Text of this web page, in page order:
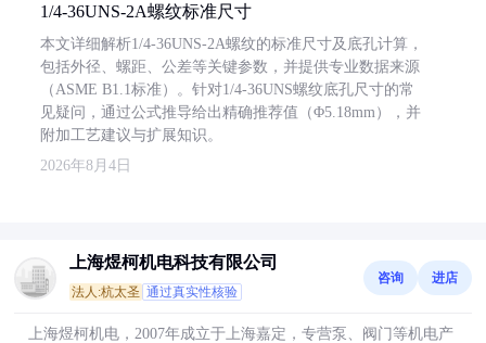
1/4-36UNS-2A螺纹标准尺寸
本文详细解析1/4-36UNS-2A螺纹的标准尺寸及底孔计算，
包括外径、螺距、公差等关键参数，并提供专业数据来源
（ASME B1.1标准）。针对1/4-36UNS螺纹底孔尺寸的常
见疑问，通过公式推导给出精确推荐值（Φ5.18mm），并
附加工艺建议与扩展知识。
2026年8月4日
上海煜柯机电科技有限公司
法人:杭太圣 通过真实性核验
咨询 进店
上海煜柯机电，2007年成立于上海嘉定，专营泵、阀门等机电产